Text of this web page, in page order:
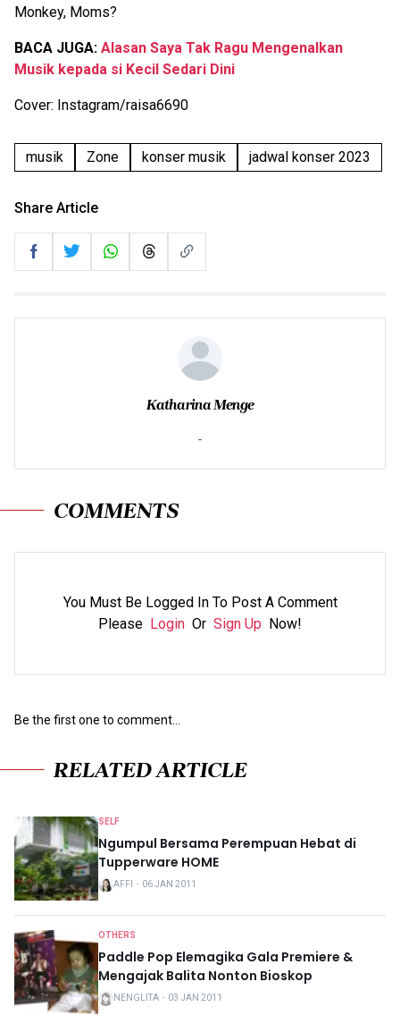
Monkey, Moms?
BACA JUGA: Alasan Saya Tak Ragu Mengenalkan
Musik kepada si Kecil Sedari Dini
Cover: Instagram/raisa6690
musik Zone konser musik jadwal konser 2023
Share Article
Katharina Menge
-
COMMENTS
You Must Be Logged In To Post A Comment
Please Login Or Sign Up Now!
Be the first one to comment...
RELATED ARTICLE
SELF
Ngumpul Bersama Perempuan Hebat di
Tupperware HOME
AFFI ・ 06 JAN 2011
OTHERS
Paddle Pop Elemagika Gala Premiere &
Mengajak Balita Nonton Bioskop
NENGLITA ・ 03 JAN 2011